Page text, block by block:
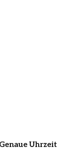
Uhrzeit